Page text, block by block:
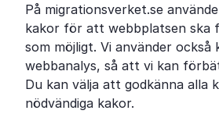
På migrationsverket.se
kakor för att webbplatsen ska
som möjligt. Vi använder också
webbanalys, så att vi kan
Du kan välja att godkänna alla
nödvändiga kakor.
Om Migrationsverket
Pressrum
Tillgänglighetsredogörelse
Other languages